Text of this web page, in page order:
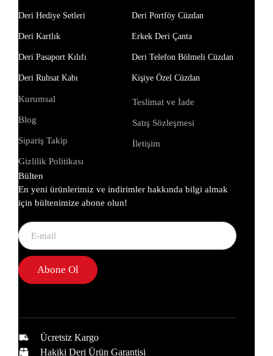
Deri Hediye Setleri
Deri Kartlık
Deri Pasaport Kılıfı
Deri Ruhsat Kabı
Deri Portföy Cüzdan
Erkek Deri Çanta
Deri Telefon Bölmeli Cüzdan
Kişiye Özel Cüzdan
Kurumsal
Blog
Sipariş Takip
Gizlilik Politikası
Teslimat ve İade
Satış Sözleşmesi
İletişim
Bülten
En yeni ürünlerimiz ve indirimler hakkında bilgi almak
için bültenimize abone olun!
Abone Ol
Ücretsiz Kargo
Hakiki Deri Ürün Garantisi